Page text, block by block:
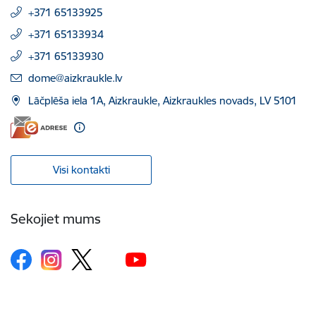
+371 65133925
+371 65133934
+371 65133930
E-pasts:
dome@aizkraukle.lv
Lāčplēša iela 1A, Aizkraukle, Aizkraukles novads, LV 5101
Visi kontakti
Sekojiet mums